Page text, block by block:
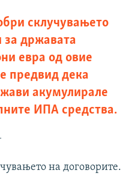
склучувањето
за државата
евра од овие
предвид дека
акумулирале
ИПА средства.
на договорите.